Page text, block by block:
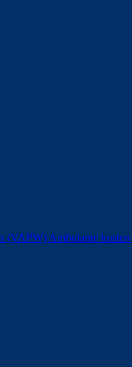
(VAPW) Ambulante kosten